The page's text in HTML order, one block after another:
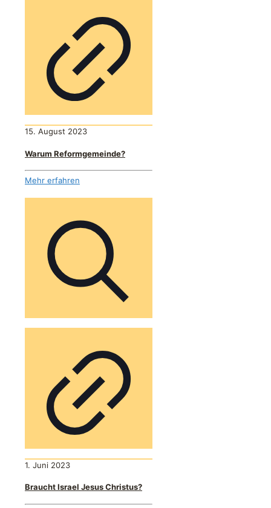
15. August 2023
Warum Reformgemeinde?
Mehr erfahren
1. Juni 2023
Braucht Israel Jesus Christus?